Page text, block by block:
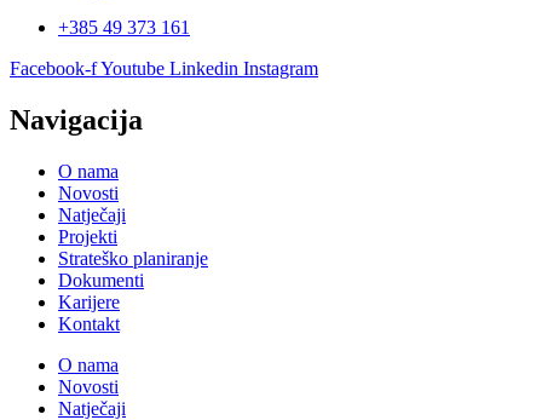
+385 49 373 161
Facebook-fYoutube Linkedin Instagram
Navigacija
O nama
Novosti
Natječaji
Projekti
Strateško planiranje
Dokumenti
Karijere
Kontakt
O nama
Novosti
Natječaji